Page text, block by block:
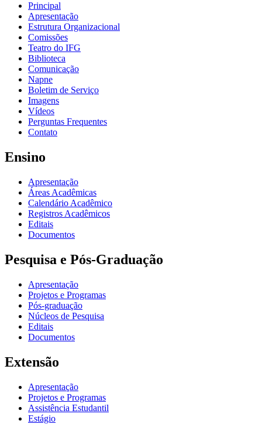
Principal
Apresentação
Estrutura Organizacional
Comissões
Teatro do IFG
Biblioteca
Comunicação
Napne
Boletim de Serviço
Imagens
Vídeos
Perguntas Frequentes
Contato
Ensino
Apresentação
Áreas Acadêmicas
Calendário Acadêmico
Registros Acadêmicos
Editais
Documentos
Pesquisa e Pós-Graduação
Apresentação
Projetos e Programas
Pós-graduação
Núcleos de Pesquisa
Editais
Documentos
Extensão
Apresentação
Projetos e Programas
Assistência Estudantil
Estágio